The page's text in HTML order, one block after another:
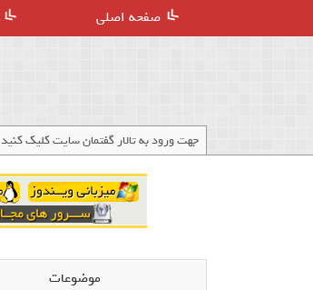
صفحه اصلی
جهت ورود به تالار گفتمان سایت کلیک کنید
موضوعات